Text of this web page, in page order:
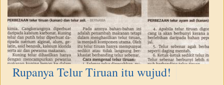
Rupanya Telur Tiruan itu wujud!